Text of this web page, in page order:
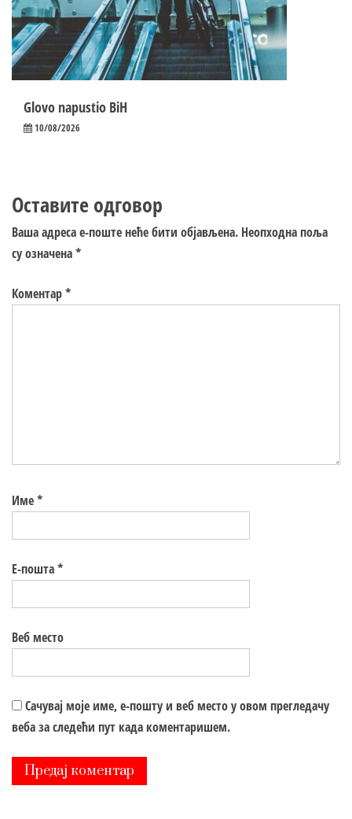
Glovo napustio BiH
10/08/2026
Оставите одговор
Ваша адреса е-поште неће бити објављена. Неопходна поља
су означена*
Коментар*
Име*
Е-пошта*
Веб место
Сачувај моје име, е-пошту и веб место у овом прегледачу
веба за следећи пут када коментаришем.